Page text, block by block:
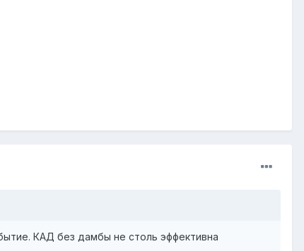
КАД без дамбы не столь эффективна